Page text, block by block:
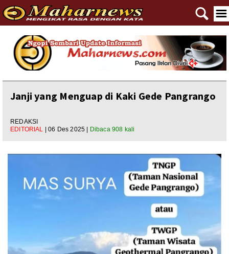
Home
Reportase
Ngewangkong
Ragam
Asal Usul
Lainnya
☰
🔍
Janji yang Menguap di Kaki Gede Pangrango
REDAKSI
EDITORIAL
| 06 Des 2025 | Dibaca 908 kali